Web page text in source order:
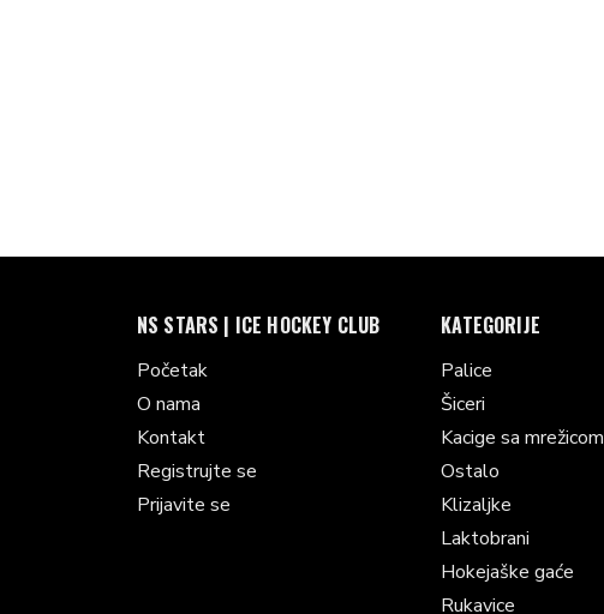
NS STARS | ICE HOCKEY CLUB
Početak
O nama
Kontakt
Registrujte se
Prijavite se
KATEGORIJE
Palice
Šiceri
Kacige sa mrežicom
Ostalo
Klizaljke
Laktobrani
Hokejaške gaće
Rukavice